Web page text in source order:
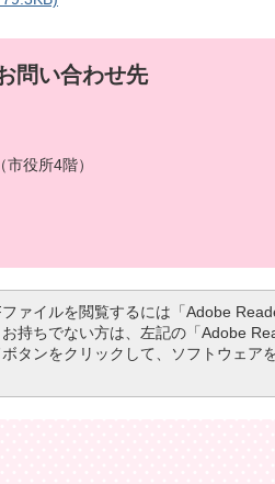
問い合わせ先
役所4階）
ファイルを閲覧するには「Adobe
持ちでない方は、左記の「Adobe
タンをクリックして、ソフトウェア